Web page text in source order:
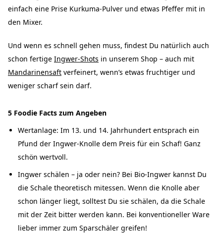
einfach eine Prise Kurkuma-Pulver und etwas Pfeffer mit in
den Mixer.
Und wenn es schnell gehen muss, findest Du natürlich auch
schon fertige Ingwer-Shots in unserem Shop – auch mit
Mandarinensaft verfeinert, wenn’s etwas fruchtiger und
weniger scharf sein darf.
5 Foodie Facts zum Angeben
Wertanlage: Im 13. und 14. Jahrhundert entsprach ein
Pfund der Ingwer-Knolle dem Preis für ein Schaf! Ganz
schön wertvoll.
Ingwer schälen – ja oder nein? Bei Bio-Ingwer kannst Du
die Schale theoretisch mitessen. Wenn die Knolle aber
schon länger liegt, solltest Du sie schälen, da die Schale
mit der Zeit bitter werden kann. Bei konventioneller Ware
lieber immer zum Sparschäler greifen!